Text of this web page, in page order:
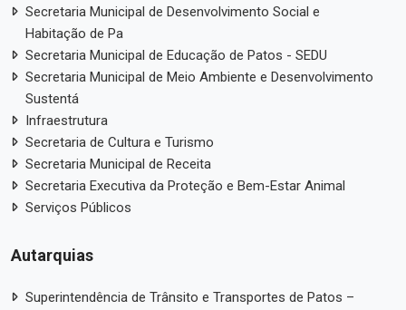
Secretaria Municipal de Desenvolvimento Social e
Habitação de Pa
Secretaria Municipal de Educação de Patos - SEDU
Secretaria Municipal de Meio Ambiente e Desenvolvimento
Sustentá
Infraestrutura
Secretaria de Cultura e Turismo
Secretaria Municipal de Receita
Secretaria Executiva da Proteção e Bem-Estar Animal
Serviços Públicos
Autarquias
Superintendência de Trânsito e Transportes de Patos –